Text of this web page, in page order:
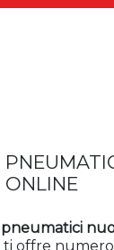
ONLINE
pneumatici
ti offre